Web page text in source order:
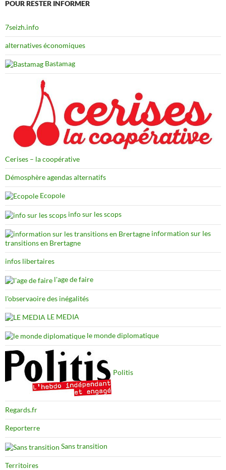
POUR RESTER INFORMER
7seizh.info
alternatives économiques
Bastamag
Cerises – la coopérative
Démosphère agendas alternatifs
Ecopole
info sur les scops
information sur les
transitions en Brertagne
infos libertaires
l'age de faire
l'observaoire des inégalités
LE MEDIA
le monde diplomatique
Politis
Regards.fr
Reporterre
Sans transition
Territoires